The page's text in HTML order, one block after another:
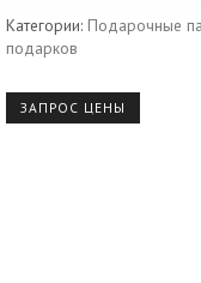
Категории: Подарочные
подарков
ЗАПРОС ЦЕНЫ